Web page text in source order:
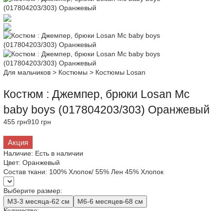
Для мальчиков > Костюмы > Костюмы Losan
Костюм : Джемпер, брюки Losan Mc
baby boys (017804203/303) Оранжевый
455 грн910 грн
Акция
Наличие: Есть в наличии
Цвет:Оранжевый
Состав ткани: 100% Хлопок/ 55% Лен 45% Хлопок
Выберите размер:
M3-3 месяца-62 см
M6-6 месяцев-68 см